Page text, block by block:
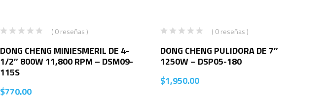
( 0 reseñas )
DONG CHENG MINIESMERIL DE 4-
1/2″ 800W 11,800 RPM – DSM09-
115S
$770.00
( 0 reseñas )
DONG CHENG PULIDORA DE 7″
1250W – DSP05-180
$1,950.00